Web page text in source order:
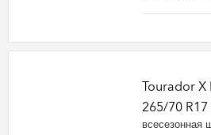
Tourador X
265/70
всесезонная